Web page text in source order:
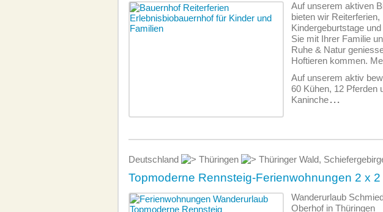
Auf unserem aktiven
bieten wir Reiterferien,
Kindergeburtstage
Sie mit Ihrer Familie
Ruhe & Natur
Hoftieren kommen.
Auf unserem aktiv
60 Kühen, 12 Pferden
Kaninche...
Deutschland Thüringen Thüringer Wald,
Topmoderne Rennsteig-Ferienwohnungen 2 x
Wanderurlaub
Oberhof in Thüringen